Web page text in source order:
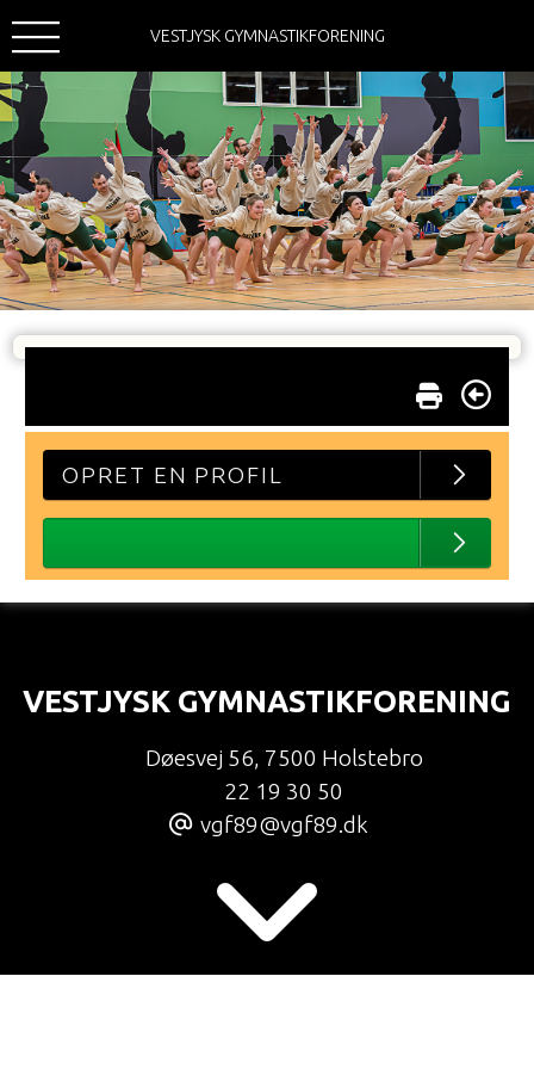
VESTJYSK GYMNASTIKFORENING
OPRET EN PROFIL
VESTJYSK GYMNASTIKFORENING
Døesvej 56, 7500 Holstebro
22 19 30 50
vgf89@vgf89.dk